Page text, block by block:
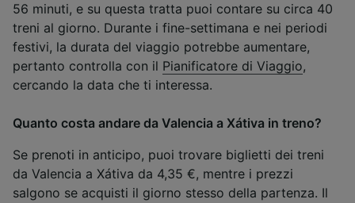
56 minuti, e su questa tratta puoi contare su circa 40
treni al giorno. Durante i fine-settimana e nei periodi
festivi, la durata del viaggio potrebbe aumentare,
pertanto controlla con il Pianificatore di Viaggio,
cercando la data che ti interessa.
Quanto costa andare da Valencia a Xátiva in treno?
Se prenoti in anticipo, puoi trovare biglietti dei treni
da Valencia a Xátiva da 4,35 €, mentre i prezzi
salgono se acquisti il giorno stesso della partenza. Il